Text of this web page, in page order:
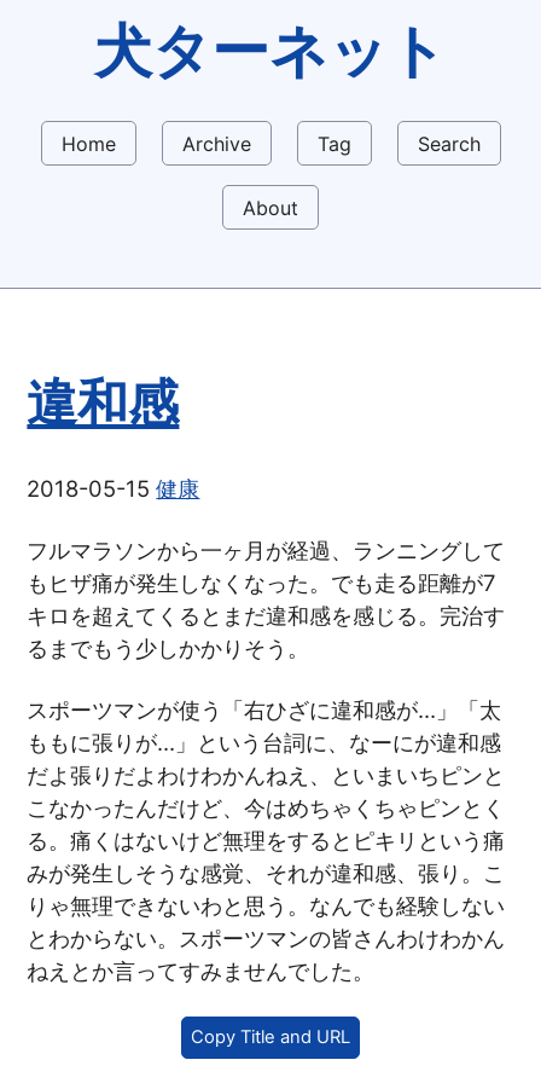
犬ターネット
Home Archive Tag Search
About
違和感
2018-05-15健康
フルマラソンから一ヶ月が経過、ランニングして
もヒザ痛が発生しなくなった。でも走る距離が7
キロを超えてくるとまだ違和感を感じる。完治す
るまでもう少しかかりそう。
スポーツマンが使う「右ひざに違和感が…」「太
ももに張りが…」という台詞に、なーにが違和感
だよ張りだよわけわかんねえ、といまいちピンと
こなかったんだけど、今はめちゃくちゃピンとく
る。痛くはないけど無理をするとピキリという痛
みが発生しそうな感覚、それが違和感、張り。こ
りゃ無理できないわと思う。なんでも経験しない
とわからない。スポーツマンの皆さんわけわかん
ねえとか言ってすみませんでした。
Copy Title and URL